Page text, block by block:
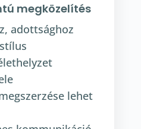
megközelítés
adottsághoz
lehet